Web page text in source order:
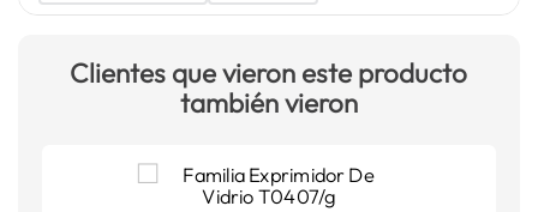
Clientes que vieron este producto
también vieron